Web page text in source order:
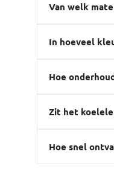
Van welk
In hoeveel
Hoe
Zit het
Hoe snel